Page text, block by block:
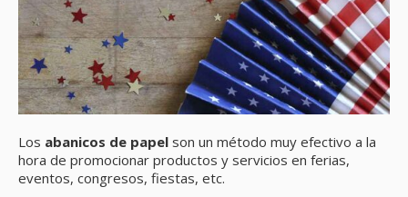
Los abanicos de papel son un método muy efectivo a la
hora de promocionar productos y servicios en ferias,
eventos, congresos, fiestas, etc.